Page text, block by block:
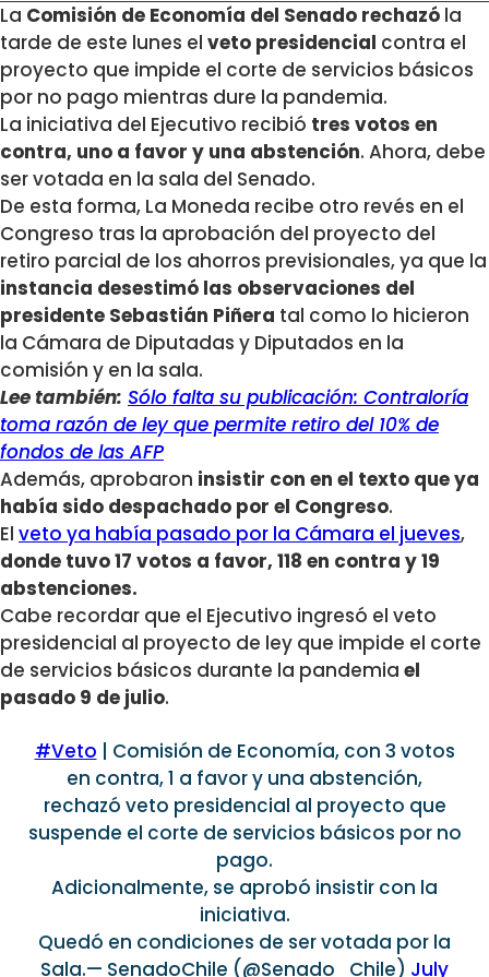
La Comisión de Economía del Senado rechazó la
tarde de este lunes el veto presidencial contra el
proyecto que impide el corte de servicios básicos
por no pago mientras dure la pandemia.
La iniciativa del Ejecutivo recibió tres votos en
contra, uno a favor y una abstención. Ahora, debe
ser votada en la sala del Senado.
De esta forma, La Moneda recibe otro revés en el
Congreso tras la aprobación del proyecto del
retiro parcial de los ahorros previsionales, ya que la
instancia desestimó las observaciones del
presidente Sebastián Piñera tal como lo hicieron
la Cámara de Diputadas y Diputados en la
comisión y en la sala.
Lee también: Sólo falta su publicación: Contraloría
toma razón de ley que permite retiro del 10% de
fondos de las AFP
Además, aprobaron insistir con en el texto que ya
había sido despachado por el Congreso.
El veto ya había pasado por la Cámara el jueves,
donde tuvo 17 votos a favor, 118 en contra y 19
abstenciones.
Cabe recordar que el Ejecutivo ingresó el veto
presidencial al proyecto de ley que impide el corte
de servicios básicos durante la pandemia el
pasado 9 de julio.
#Veto | Comisión de Economía, con 3 votos
en contra, 1 a favor y una abstención,
rechazó veto presidencial al proyecto que
suspende el corte de servicios básicos por no
pago.
Adicionalmente, se aprobó insistir con la
iniciativa.
Quedó en condiciones de ser votada por la
Sala.— SenadoChile (@Senado_Chile) July